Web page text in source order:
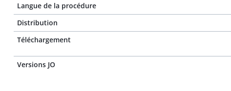
Langue de la procédure
Distribution
Téléchargement
Versions JO